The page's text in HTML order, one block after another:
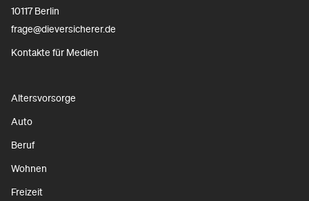
10117 Berlin
frage@dieversicherer.de
Kontakte für Medien
Altersvorsorge
Auto
Beruf
Wohnen
Freizeit